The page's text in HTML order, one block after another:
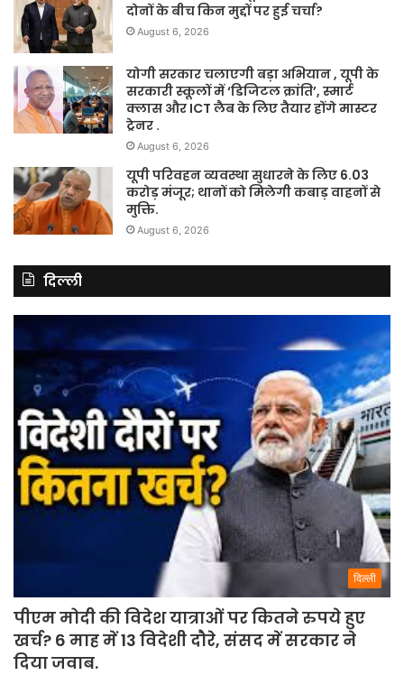
दोनों के बीच किन मुद्दों पर हुई चर्चा?
August 6, 2026
योगी सरकार चलाएगी बड़ा अभियान , यूपी के
सरकारी स्कूलों में ‘डिजिटल क्रांति’, स्मार्ट
क्लास और ICT लैब के लिए तैयार होंगे मास्टर
ट्रेनर .
August 6, 2026
यूपी परिवहन व्यवस्था सुधारने के लिए 6.03
करोड़ मंजूर; थानों को मिलेगी कबाड़ वाहनों से
मुक्ति.
August 6, 2026
दिल्ली
दिल्ली
पीएम मोदी की विदेश यात्राओं पर कितने रुपये हुए
खर्च? 6 माह में 13 विदेशी दौरे, संसद में सरकार ने
दिया जवाब.